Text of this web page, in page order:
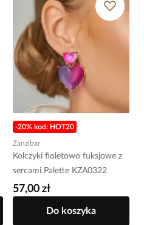
-20% kod: HOT20
Zanzibar
Kolczyki fioletowo fuksjowe z
sercami Palette KZA0322
57,00 zł
Do koszyka